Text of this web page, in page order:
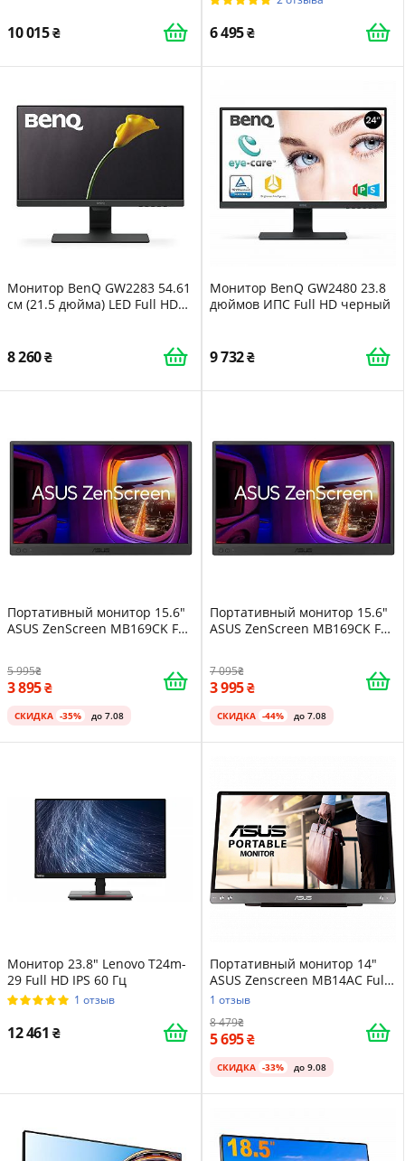
10 015 6 495
Монитор BenQ GW2283 54.61
см (21.5 дюйма) LED Full HD
8 260
Монитор BenQ GW2480 23.8
дюймов ИПС Full HD черный
9 732
Портативный монитор 15.6"
ASUS ZenScreen MB169CK Full
5 995
3 895
СКИДКА -35% до 7.08
Портативный монитор 15.6"
ASUS ZenScreen MB169CK Full
7 095
3 995
СКИДКА -44% до 7.08
Монитор 23.8" Lenovo T24m-
29 Full HD IPS 60 Гц
1 отзыв
12 461
Портативный монитор 14"
ASUS Zenscreen MB14AC Full
HD IPS 60 Гц
1 отзыв
8 479
5 695
СКИДКА -33% до 9.08